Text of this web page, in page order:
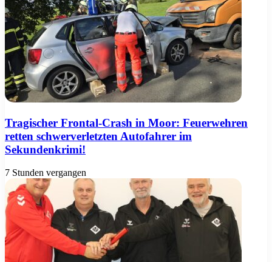
Tragischer Frontal-Crash in Moor: Feuerwehren
retten schwerverletzten Autofahrer im
Sekundenkrimi!
7 Stunden vergangen